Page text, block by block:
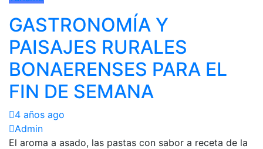
GASTRONOMÍA Y
PAISAJES RURALES
BONAERENSES PARA EL
FIN DE SEMANA
4 años ago
Admin
El aroma a asado, las pastas con sabor a receta de la